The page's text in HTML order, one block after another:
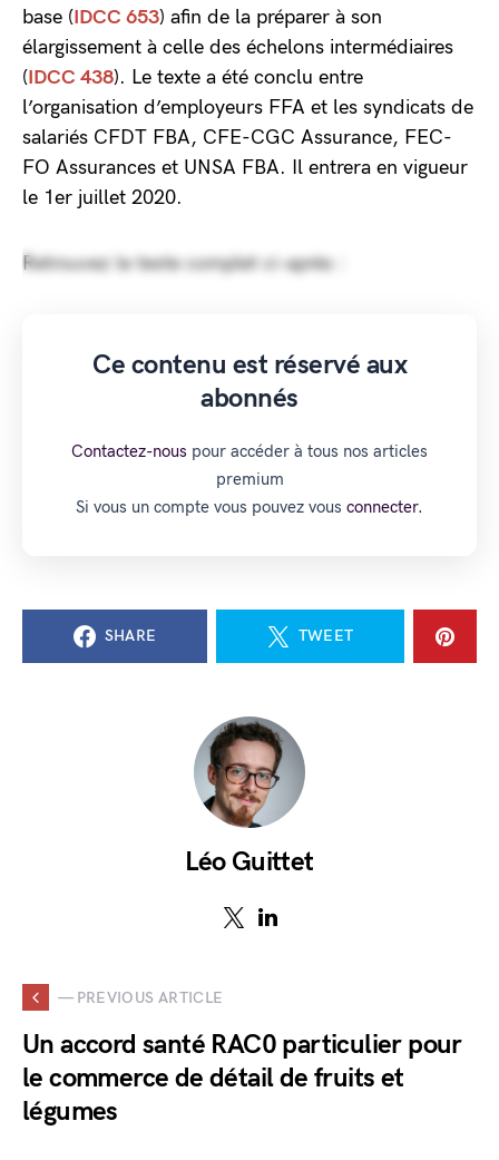
base (IDCC 653) afin de la préparer à son
élargissement à celle des échelons intermédiaires
(IDCC 438). Le texte a été conclu entre
l’organisation d’employeurs FFA et les syndicats de
salariés CFDT FBA, CFE-CGC Assurance, FEC-
FO Assurances et UNSA FBA. Il entrera en vigueur
le 1er juillet 2020.
Retrouvez le texte complet ci-après :
Ce contenu est réservé aux
abonnés
Contactez-nous pour accéder à tous nos articles
premium
Si vous un compte vous pouvez vous connecter.
SHARE TWEET
Léo Guittet
— PREVIOUS ARTICLE
Un accord santé RAC0 particulier pour
le commerce de détail de fruits et
légumes